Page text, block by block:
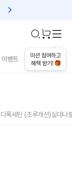
친구초대 1만원 리워드!
미션 참여하고
혜택 받기!
이벤트 건강매거진
다폭세틴 (조루개선)실데나